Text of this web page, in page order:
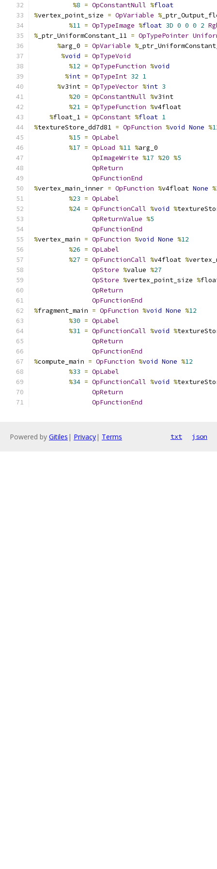
%8 = OpConstantNull %float
%vertex_point_size = OpVariable %
%11 = OpTypeImage %float 3D 0 0 0 2
% _ptr_UniformConstant_11 = OpTypePointer
%arg_0 = OpVariable %
%void = OpTypeVoid
%12 = OpTypeFunction %void
%int = OpTypeInt 32 1
%v3int = OpTypeVector %int 3
%20 = OpConstantNull %v3int
%21 = OpTypeFunction %v4float
%float_1 = OpConstant %float 1
%textureStore_dd7d81 = OpFunction %void None %
%15 = OpLabel
%17 = OpLoad %11 %arg_0
OpImageWrite %17 %20 %5
OpReturn
OpFunctionEnd
%vertex_main_inner = OpFunction %v4float None %
%23 = OpLabel
%24 = OpFunctionCall %void %
OpReturnValue %5
OpFunctionEnd
%vertex_main = OpFunction %void None %12
%26 = OpLabel
%27 = OpFunctionCall %v4float %
OpStore %value %27
OpStore %vertex_point_size %
OpReturn
OpFunctionEnd
%fragment_main = OpFunction %void None %12
%30 = OpLabel
%31 = OpFunctionCall %void %
OpReturn
OpFunctionEnd
%compute_main = OpFunction %void None %12
%33 = OpLabel
%34 = OpFunctionCall %void %
OpReturn
OpFunctionEnd
Powered by Gitiles | Privacy| Terms txt json